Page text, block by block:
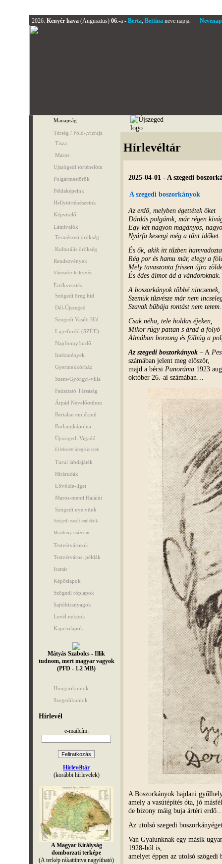
2026. Kenyér hava (Augusztus) 06.-a - Berta, Bettinaneve napja.
Manapság
Térség / Föld-,vízrajz
Tisza
Maros
Ujszögedi történelöm
Polgármestörök
Példaképeink
Hellytörténészeink
Képviselő
Látnivalók
Természeti örökség
Kulturális örökség
Rendezvények
Városrész fejlesztés
Értékvesztés
Szögedi öreg híd
Dél-Újszeged
Szögedi Vasúti Híd
Ligetfürdő (SZÚE)
Napfonnyfürdő
Intézmények
Gyermekkórház
Szent-Györgyi-villa
Faúsztató Társaság
Árpád Nevelőotthon
Bertalan emlékmű
Barlangkápolna
Újszögedi Vigadó
Elfeledett öreg kincsek
Turul labdajáték
Hírárudák
Lövölde-liget
Maros-menti Halálút
Szögedi nyelvünk
Szögedi vasút-emlékök
Mozdony-múzeum
Testvérvárosok
Testvérvárosi példák
Irattár
Képöslapok
Szögedi röplapok
Sajtóhíranyagok
Levél nekünk
Kapcsolapok
Mátyás Szabolcs - Illik
tudnom, mert magyar vagyok
(PFD - 1.2 MB)
Hungarikumok
Szegedikumok
Hírlevél
e-mailcím:
Hírlevéltár
(korábbi hírlevelek)
A Magyar Királyság
domborzati terképe
(A terkép rákattintva nagyítható)
Hírlevéltár
2025-04-01 - A szegedi
A szegedi boszorkányok
Az erdő, melyben égettétek őket
Dárdás polgárok, már régen
Egy-két nagyon magányos,
Nyárfa kesergi még a tűnt időket.
És ők, akik itt tűzben
Rég por és hamu már, elegy a
Mely tavaszonta frissen újra
És édes álmot ád a vándoroknak.
A boszorkányok többé nincsenek,
Szemük tűzvésze már nem
Szavak bűbája rontást nem terem.
Csak néha, tele holdas éjeken,
Mikor rügy pattan s árad a folyó
Álmában borzong és fölbúg a
Az szegedi boszorkányok– A
számában jelent meg először,
majd a bécsi Panoráma1923
október 26.-ai számában…
A Boszorkányok hajdani
amely a vasútépítés óta, jó
de bizony máig buja ártéri
Az utolsó szegedi
Van Gyalunknak egy másik
1928-ból is,
amelyet éppen az utolsó